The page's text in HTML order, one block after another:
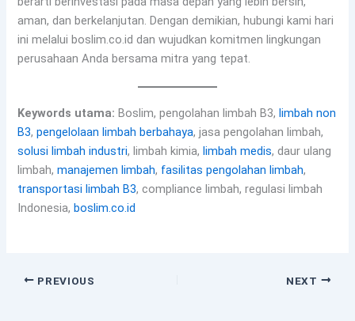
aman, dan berkelanjutan. Dengan demikian, hubungi kami hari
ini melalui boslim.co.id dan wujudkan komitmen lingkungan
perusahaan Anda bersama mitra yang tepat.
Keywords utama: Boslim, pengolahan limbah B3,limbah non
B3,pengelolaan limbah berbahaya, jasa pengolahan limbah,
solusi limbah industri, limbah kimia,limbah medis, daur ulang
limbah,manajemen limbah, fasilitas pengolahan limbah,
transportasi limbah B3, compliance limbah, regulasi limbah
Indonesia,boslim.co.id
PREVIOUS NEXT